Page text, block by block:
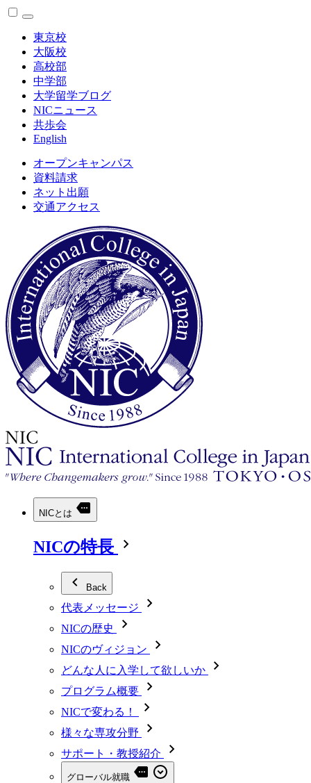
東京校
大阪校
高校部
中学部
大学留学ブログ
NICニュース
共歩会
English
オープンキャンパス
資料請求
ネット出願
交通アクセス
NICとは
NICの特長
Back
代表メッセージ
NICの歴史
NICのヴィジョン
どんな人に入学して欲しいか
プログラム概要
NICで変わる！
様々な専攻分野
サポート・教授紹介
グローバル就職